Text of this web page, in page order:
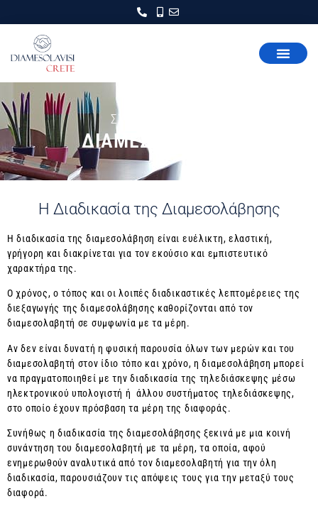
ΣΧΕΤΙΚΑ ΜΕ ΤΗΝ
ΔΙΑΜΕΣΟΛΑΒΗΣΗ
Η Διαδικασία της Διαμεσολάβησης
Η διαδικασία της διαμεσολάβηση είναι ευέλικτη, ελαστική,
γρήγορη και διακρίνεται για τον εκούσιο και εμπιστευτικό
χαρακτήρα της.
Ο χρόνος, ο τόπος και οι λοιπές διαδικαστικές λεπτομέρειες της
διεξαγωγής της διαμεσολάβησης καθορίζονται από τον
διαμεσολαβητή σε συμφωνία με τα μέρη.
Αν δεν είναι δυνατή η φυσική παρουσία όλων των μερών και του
διαμεσολαβητή στον ίδιο τόπο και χρόνο, η διαμεσολάβηση μπορεί
να πραγματοποιηθεί με την διαδικασία της τηλεδιάσκεψης μέσω
ηλεκτρονικού υπολογιστή ή άλλου συστήματος τηλεδιάσκεψης,
στο οποίο έχουν πρόσβαση τα μέρη της διαφοράς.
Συνήθως η διαδικασία της διαμεσολάβησης ξεκινά με μια κοινή
συνάντηση του διαμεσολαβητή με τα μέρη, τα οποία, αφού
ενημερωθούν αναλυτικά από τον διαμεσολαβητή για την όλη
διαδικασία, παρουσιάζουν τις απόψεις τους για την μεταξύ τους
διαφορά.